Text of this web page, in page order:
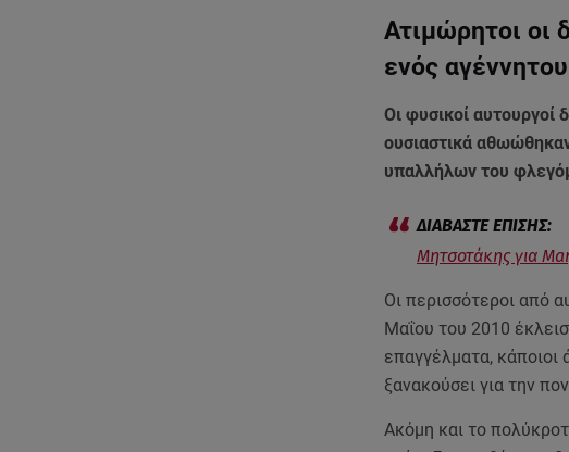
Ατιμώρητοι οι
ενός
Οι φυσικοί αυτουργοί
ουσιαστικά
υπαλλήλων του
Μητσοτάκης για
Οι περισσότεροι από
Μαΐου του 2010
επαγγέλματα, κάποιοι
ξανακούσει για την
Ακόμη και το